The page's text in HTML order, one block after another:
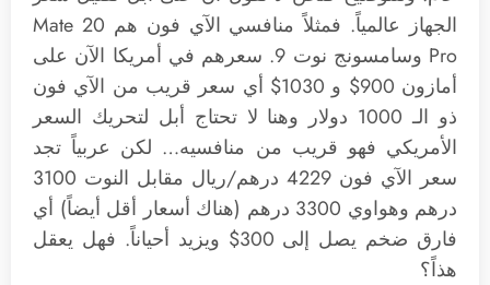
الجهاز عالمياً. فمثلاً منافسي الآي فون هم Mate 20
Pro وسامسونج نوت 9. سعرهم في أمريكا الآن على
أمازون 900$ و 1030$ أي سعر قريب من الآي فون
ذو الـ 1000 دولار وهنا لا تحتاج أبل لتحريك السعر
الأمريكي فهو قريب من منافسيه… لكن عربياً تجد
سعر الآي فون 4229 درهم/ريال مقابل النوت 3100
درهم وهواوي 3300 درهم (هناك أسعار أقل أيضاً) أي
فارق ضخم يصل إلى 300$ ويزيد أحياناً. فهل يعقل
هذاً؟